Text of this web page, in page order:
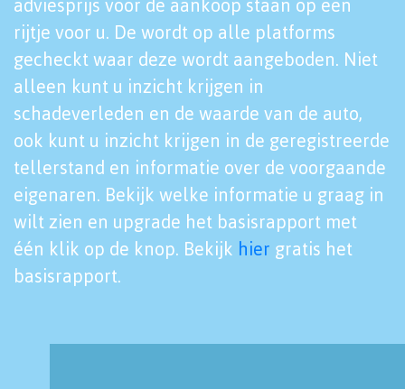
adviesprijs voor de aankoop staan op een
rijtje voor u. De wordt op alle platforms
gecheckt waar deze wordt aangeboden. Niet
alleen kunt u inzicht krijgen in
schadeverleden en de waarde van de auto,
ook kunt u inzicht krijgen in de geregistreerde
tellerstand en informatie over de voorgaande
eigenaren. Bekijk welke informatie u graag in
wilt zien en upgrade het basisrapport met
één klik op de knop. Bekijk hier gratis het
basisrapport.